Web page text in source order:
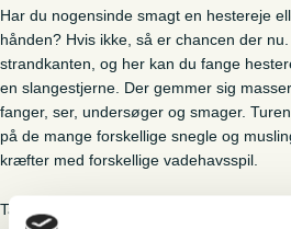
Har du nogensinde smagt en hestereje
hånden? Hvis ikke, så er chancen der
strandkanten, og her kan du fange
en slangestjerne. Der gemmer sig
fanger, ser, undersøger og smager.
på de mange forskellige snegle og
kræfter med forskellige vadehavsspil.
Ta’ på tur med hele familien i Nationalpark